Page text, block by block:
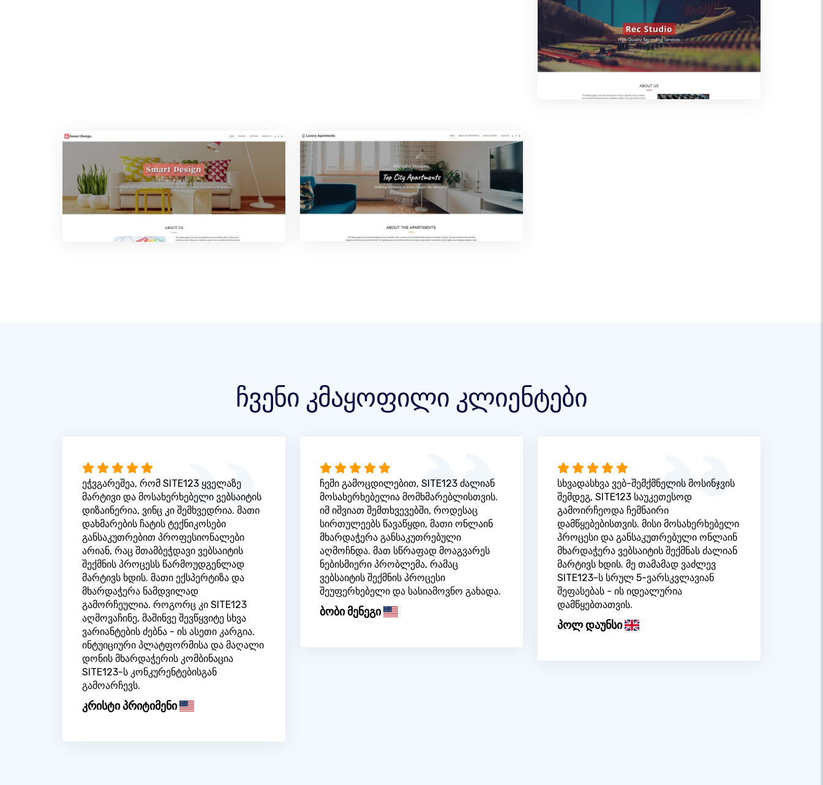
ჩვენი კმაყოფილი კლიენტები
ეჭვგარეშეა, რომ SITE123 ყველაზე
მარტივი და მოსახერხებელი ვებსაიტის
დიზაინერია, ვინც კი შემხვედრია. მათი
დახმარების ჩატის ტექნიკოსები
განსაკუთრებით პროფესიონალები
არიან, რაც შთამბეჭდავი ვებსაიტის
შექმნის პროცესს წარმოუდგენლად
მარტივს ხდის. მათი ექსპერტიზა და
მხარდაჭერა ნამდვილად
გამორჩეულია. როგორც კი SITE123
აღმოვაჩინე, მაშინვე შევწყვიტე სხვა
ვარიანტების ძებნა - ის ასეთი კარგია.
ინტუიციური პლატფორმისა და მაღალი
დონის მხარდაჭერის კომბინაცია
SITE123-ს კონკურენტებისგან
გამოარჩევს.
კრისტი პრიტიმენი
ჩემი გამოცდილებით, SITE123 ძალიან
მოსახერხებელია მომხმარებლისთვის.
იმ იშვიათ შემთხვევებში, როდესაც
სირთულეებს წავაწყდი, მათი ონლაინ
მხარდაჭერა განსაკუთრებული
აღმოჩნდა. მათ სწრაფად მოაგვარეს
ნებისმიერი პრობლემა, რამაც
ვებსაიტის შექმნის პროცესი
შეუფერხებელი და სასიამოვნო გახადა.
ბობი მენეგი
სხვადასხვა ვებ-შემქმნელის მოსინჯვის
შემდეგ, SITE123 საუკეთესოდ
გამოირჩეოდა ჩემნაირი
დამწყებებისთვის. მისი მოსახერხებელი
პროცესი და განსაკუთრებული ონლაინ
მხარდაჭერა ვებსაიტის შექმნას ძალიან
მარტივს ხდის. მე თამამად ვაძლევ
SITE123-ს სრულ 5-ვარსკვლავიან
შეფასებას - ის იდეალურია
დამწყებთათვის.
პოლ დაუნსი